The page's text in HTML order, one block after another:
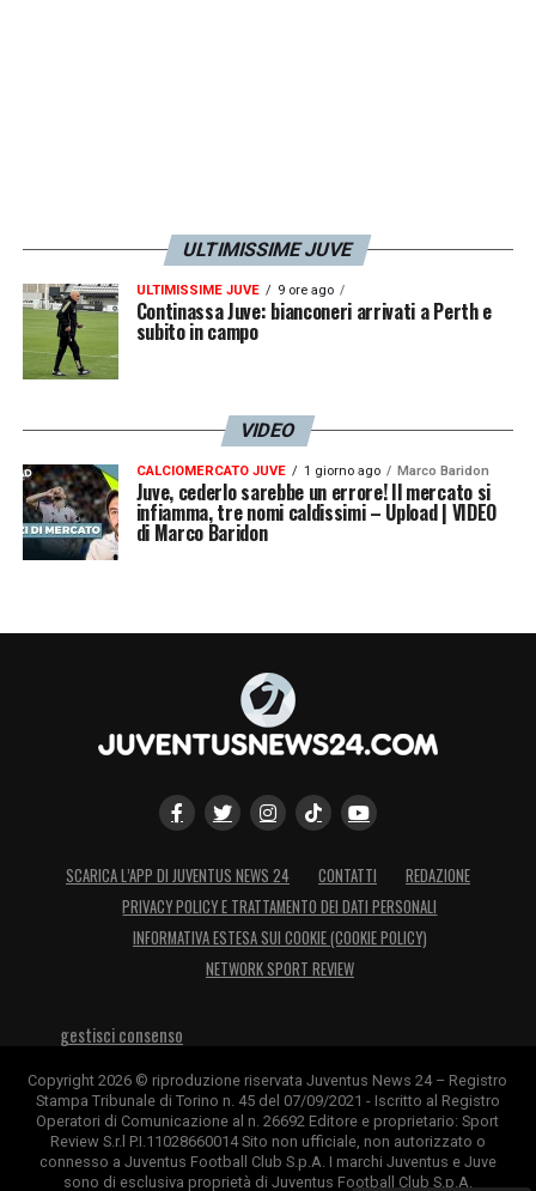
ULTIMISSIME JUVE
ULTIMISSIME JUVE 9 ore ago
Continassa Juve: bianconeri arrivati a Perth e
subito in campo
VIDEO
CALCIOMERCATO JUVE 1 giorno ago Marco Baridon
Juve, cederlo sarebbe un errore! Il mercato si
infiamma, tre nomi caldissimi – Upload | VIDEO
di Marco Baridon
SCARICA L’APP DI JUVENTUS NEWS 24 CONTATTI
REDAZIONE
PRIVACY POLICY E TRATTAMENTO DEI DATI PERSONALI
INFORMATIVA ESTESA SUI COOKIE (COOKIE POLICY)
NETWORK SPORT REVIEW
gestisci consenso
Copyright 2026 © riproduzione riservata Juventus News 24 – Registro
Stampa Tribunale di Torino n. 45 del 07/09/2021 - Iscritto al Registro
Operatori di Comunicazione al n. 26692 Editore e proprietario: Sport
Review S.r.l P.I.11028660014 Sito non ufficiale, non autorizzato o
connesso a Juventus Football Club S.p.A. I marchi Juventus e Juve
sono di esclusiva proprietà di Juventus Football Club S.p.A.